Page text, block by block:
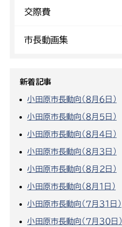
交際費
市長動画集
新着記事
小田原市長動向（８月６日）
小田原市長動向（８月５日）
小田原市長動向（８月４日）
小田原市長動向（８月３日）
小田原市長動向（８月２日）
小田原市長動向（８月１日）
小田原市長動向（７月３１日）
小田原市長動向（７月３０日）